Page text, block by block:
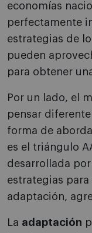
economías
perfectamente
estrategias de
pueden
para obtener
Por un lado, el
pensar
forma de
es el triángulo
desarrollada
estrategias
adaptación,
La adaptación